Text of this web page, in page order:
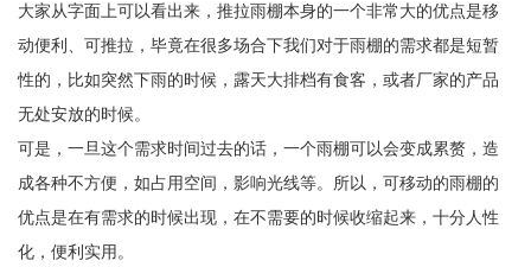
大家从字面上可以看出来，推拉雨棚本身的一个非常大的优点是移
动便利、可推拉，毕竟在很多场合下我们对于雨棚的需求都是短暂
性的，比如突然下雨的时候，露天大排档有食客，或者厂家的产品
无处安放的时候。
可是，一旦这个需求时间过去的话，一个雨棚可以会变成累赘，造
成各种不方便，如占用空间，影响光线等。所以，可移动的雨棚的
优点是在有需求的时候出现，在不需要的时候收缩起来，十分人性
化，便利实用。